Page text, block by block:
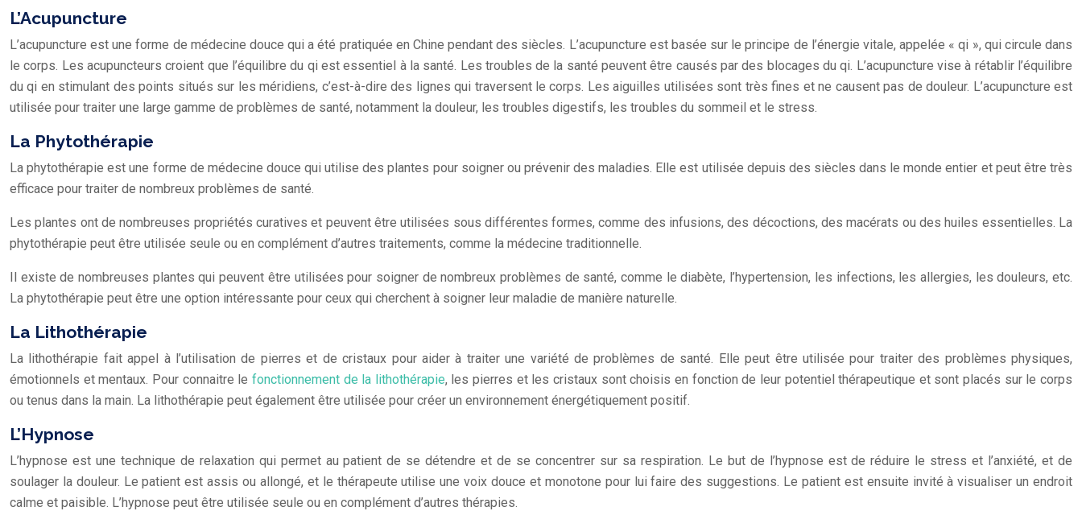
L’Acupuncture
L’acupuncture est une forme de médecine douce qui a été pratiquée en Chine pendant des siècles. L’acupuncture est basée sur le principe de l’énergie vitale, appelée « qi », qui circule dans
le corps. Les acupuncteurs croient que l’équilibre du qi est essentiel à la santé. Les troubles de la santé peuvent être causés par des blocages du qi. L’acupuncture vise à rétablir l’équilibre
du qi en stimulant des points situés sur les méridiens, c’est-à-dire des lignes qui traversent le corps. Les aiguilles utilisées sont très fines et ne causent pas de douleur. L’acupuncture est
utilisée pour traiter une large gamme de problèmes de santé, notamment la douleur, les troubles digestifs, les troubles du sommeil et le stress.
La Phytothérapie
La phytothérapie est une forme de médecine douce qui utilise des plantes pour soigner ou prévenir des maladies. Elle est utilisée depuis des siècles dans le monde entier et peut être très
efficace pour traiter de nombreux problèmes de santé.
Les plantes ont de nombreuses propriétés curatives et peuvent être utilisées sous différentes formes, comme des infusions, des décoctions, des macérats ou des huiles essentielles. La
phytothérapie peut être utilisée seule ou en complément d’autres traitements, comme la médecine traditionnelle.
Il existe de nombreuses plantes qui peuvent être utilisées pour soigner de nombreux problèmes de santé, comme le diabète, l’hypertension, les infections, les allergies, les douleurs, etc.
La phytothérapie peut être une option intéressante pour ceux qui cherchent à soigner leur maladie de manière naturelle.
La Lithothérapie
La lithothérapie fait appel à l’utilisation de pierres et de cristaux pour aider à traiter une variété de problèmes de santé. Elle peut être utilisée pour traiter des problèmes physiques,
émotionnels et mentaux. Pour connaitre le fonctionnement de la lithothérapie, les pierres et les cristaux sont choisis en fonction de leur potentiel thérapeutique et sont placés sur le corps
ou tenus dans la main. La lithothérapie peut également être utilisée pour créer un environnement énergétiquement positif.
L’Hypnose
L’hypnose est une technique de relaxation qui permet au patient de se détendre et de se concentrer sur sa respiration. Le but de l’hypnose est de réduire le stress et l’anxiété, et de
soulager la douleur. Le patient est assis ou allongé, et le thérapeute utilise une voix douce et monotone pour lui faire des suggestions. Le patient est ensuite invité à visualiser un endroit
calme et paisible. L’hypnose peut être utilisée seule ou en complément d’autres thérapies.